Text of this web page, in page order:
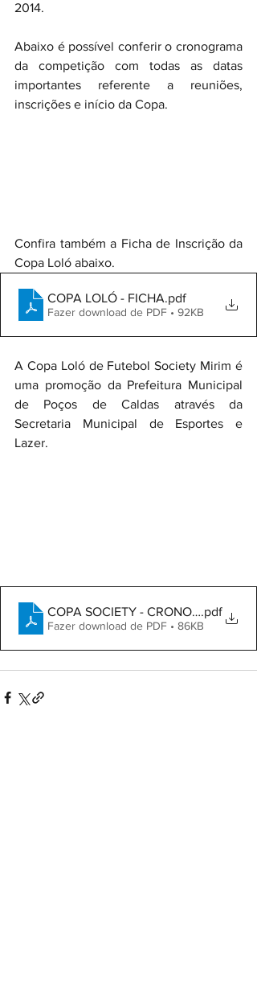
2014.
Abaixo é possível conferir o cronograma
da competição com todas as datas
importantes referente a reuniões,
inscrições e início da Copa.
Confira também a Ficha de Inscrição da
Copa Loló abaixo.
COPA LOLÓ - FICHA.pdf
Fazer download de PDF • 92KB
A Copa Loló de Futebol Society Mirim é
uma promoção da Prefeitura Municipal
de Poços de Caldas através da
Secretaria Municipal de Esportes e
Lazer.
COPA SOCIETY - CRONOGRAMA 1
.pdf
Fazer download de PDF • 86KB